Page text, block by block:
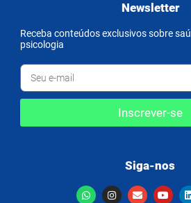
Newsletter
Receba conteúdos exclusivos sobre
psicologia
Inscrever-se
Siga-nos